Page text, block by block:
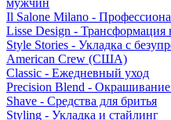
мужчин
Il Salone Milano -
Lisse Design - Трансформация
Style Stories - Укладка с
American Crew (США)
Classic - Ежедневный уход
Precision Blend -
Shave - Средства для бритья
Styling - Укладка и стайлинг